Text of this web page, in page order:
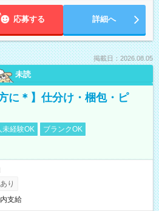
応募する 詳細へ
掲載日：2026.08.05
未読
に＊】仕分け・梱包・ピ
未経験OK
ブランクOK
り
支給